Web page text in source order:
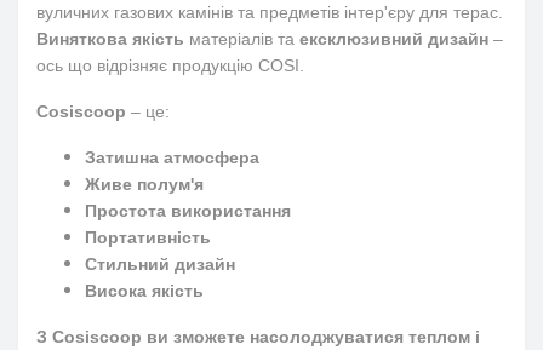
вуличних газових камінів та предметів інтер'єру для терас.
Виняткова якість матеріалів та ексклюзивний дизайн –
ось що відрізняє продукцію COSI.
Cosiscoop – це:
Затишна атмосфера
Живе полум'я
Простота використання
Портативність
Стильний дизайн
Висока якість
З Cosiscoop ви зможете насолоджуватися теплом і